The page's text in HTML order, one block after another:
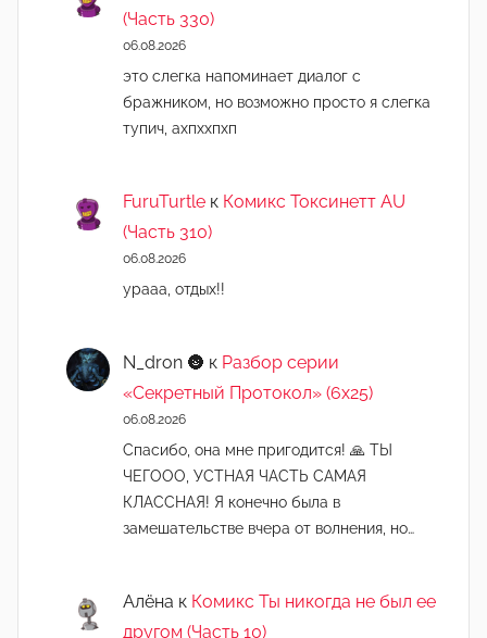
(Часть 330)
06.08.2026
это слегка напоминает диалог с
бражником, но возможно просто я слегка
тупич, ахпххпхп
FuruTurtle к Комикс Токсинетт AU
(Часть 310)
06.08.2026
урааа, отдых!!
N_dron 🌚 к Разбор серии
«Секретный Протокол» (6х25)
06.08.2026
Спасибо, она мне пригодится! 🙏 ТЫ
ЧЕГООО, УСТНАЯ ЧАСТЬ САМАЯ
КЛАССНАЯ! Я конечно была в
замешательстве вчера от волнения, но…
Алёна к Комикс Ты никогда не был ее
другом (Часть 10)